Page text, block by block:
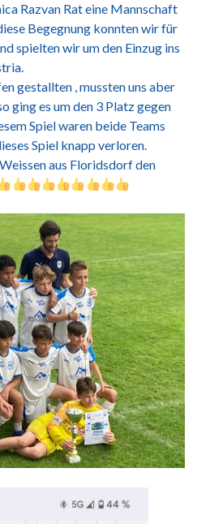
Razvan Rat eine Mannschaft
Begegnung konnten wir für
spielten wir um den Einzug ins
gestallten , mussten uns aber
ging es um den 3 Platz gegen
Spiel waren beide Teams
Spiel knapp verloren.
aus Floridsdorf den